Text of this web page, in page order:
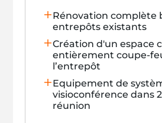
Rénovation complète
entrepôts existants
Création d'un espace
entièrement coupe-
l’entrepôt
Equipement de
visioconférence dans
réunion